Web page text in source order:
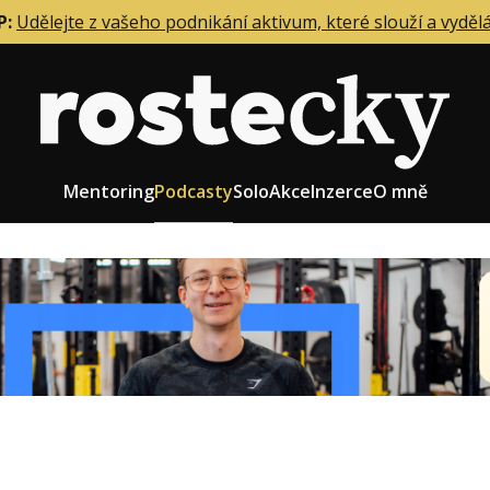
Udělejte z vašeho podnikání aktivum, které slouží a
MentoringPodcastySoloAkceInzerceO mně
firmy
zaměstnanců
Role zakladatele/CEO
Růst firmy